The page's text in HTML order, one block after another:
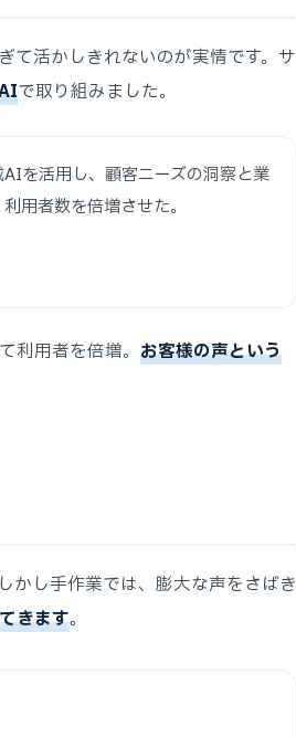
て活かしきれないのが実情です。サ
で取り組みました。
を活用し、顧客ニーズの洞察と業
用者数を倍増させた。
利用者を倍増。 お客様の声という
かし手作業では、膨大な声をさばき
きます。